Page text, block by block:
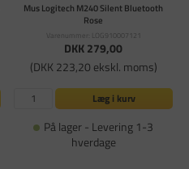
Mus Logitech M240 Silent Bluetooth
Rose
Varenummer: LOG910007121
DKK 279,00
(DKK 223,20 ekskl. moms)
Læg i kurv
På lager - Levering 1-3
hverdage